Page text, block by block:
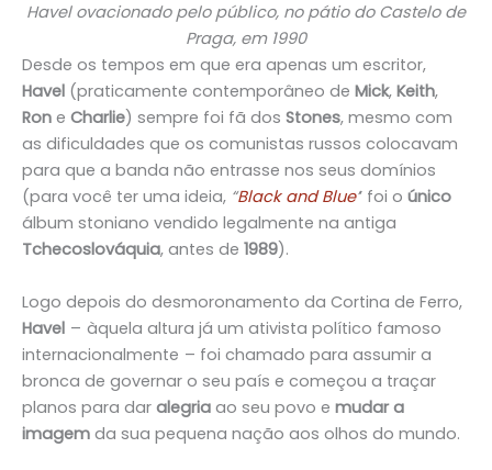
Havel ovacionado pelo público, no pátio do Castelo de
Praga, em 1990
Desde os tempos em que era apenas um escritor,
Havel (praticamente contemporâneo de Mick, Keith,
Ron e Charlie) sempre foi fã dos Stones, mesmo com
as dificuldades que os comunistas russos colocavam
para que a banda não entrasse nos seus domínios
(para você ter uma ideia, “Black and Blue’’ foi o único
álbum stoniano vendido legalmente na antiga
Tchecoslováquia, antes de 1989).
Logo depois do desmoronamento da Cortina de Ferro,
Havel – àquela altura já um ativista político famoso
internacionalmente – foi chamado para assumir a
bronca de governar o seu país e começou a traçar
planos para dar alegria ao seu povo e mudar a
imagem da sua pequena nação aos olhos do mundo.